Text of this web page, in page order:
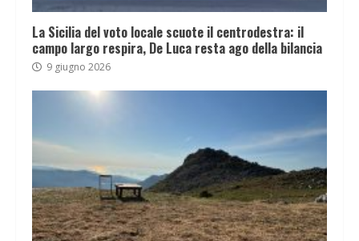
La Sicilia del voto locale scuote il centrodestra: il
campo largo respira, De Luca resta ago della bilancia
9 giugno 2026